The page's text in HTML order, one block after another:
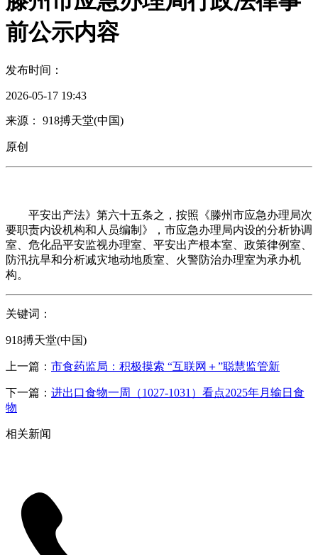
前公示内容
发布时间：
2026-05-17 19:43
来源： 918搏天堂(中国)
原创
平安出产法》第六十五条之，按照《滕州市应急办理局次
要职责内设机构和人员编制》，市应急办理局内设的分析协调
室、危化品平安监视办理室、平安出产根本室、政策律例室、
防汛抗旱和分析减灾地动地质室、火警防治办理室为承办机
构。
关键词：
918搏天堂(中国)
上一篇： 市食药监局：积极摸索 “互联网＋”聪慧监管新
下一篇： 进出口食物一周（1027-1031）看点2025年月输日食
物
相关新闻